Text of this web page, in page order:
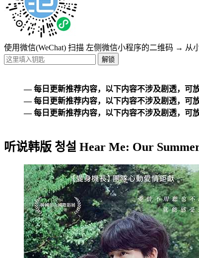
使用微信(WeChat) 扫描 左侧微信小程序的二维码 → 从
— 每日更新推荐内容，以下内容不涉及剧透，可
— 每日更新推荐内容，以下内容不涉及剧透，可
— 每日更新推荐内容，以下内容不涉及剧透，可
听说韩版 청설 Hear Me: Our